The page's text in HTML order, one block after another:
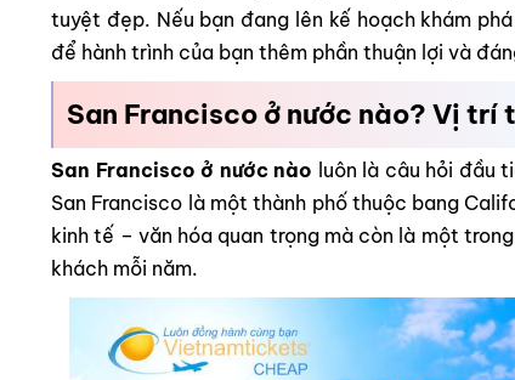
tuyệt đẹp. Nếu bạn đang lên kế hoạch khám
để hành trình của bạn thêm phần thuận lợi và
San Francisco ở nước nào? Vị trí
San Francisco ở nước nào luôn là câu hỏi đầu
San Francisco là một thành phố thuộc bang
kinh tế – văn hóa quan trọng mà còn là một
khách mỗi năm.